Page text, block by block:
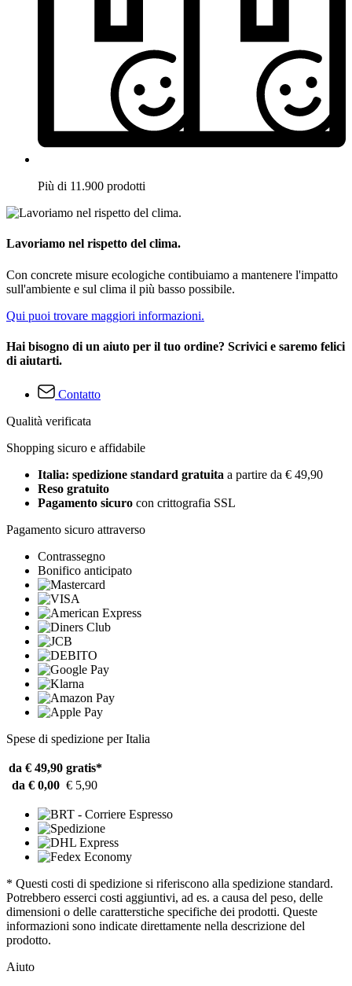
Più di 11.900 prodotti
Lavoriamo nel rispetto del clima.
Con concrete misure ecologiche contibuiamo a mantenere l'impatto
sull'ambiente e sul clima il più basso possibile.
Qui puoi trovare maggiori informazioni.
Hai bisogno di un aiuto per il tuo ordine? Scrivici e saremo felici
di aiutarti.
Contatto
Qualità verificata
Shopping sicuro e affidabile
Italia: spedizione standard gratuita a partire da € 49,90
Reso gratuito
Pagamento sicuro con crittografia SSL
Pagamento sicuro attraverso
Contrassegno
Bonifico anticipato
Spese di spedizione per Italia
da € 49,90 gratis*
da € 0,00 € 5,90
* Questi costi di spedizione si riferiscono alla spedizione standard.
Potrebbero esserci costi aggiuntivi, ad es. a causa del peso, delle
dimensioni o delle caratterstiche specifiche dei prodotti. Queste
informazioni sono indicate direttamente nella descrizione del
prodotto.
Aiuto